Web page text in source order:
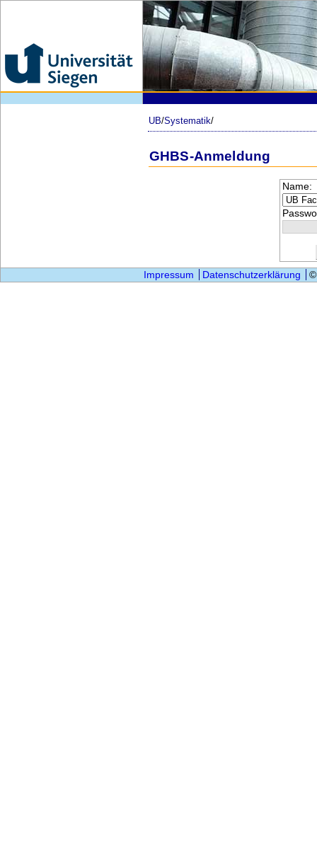
UB/Systematik/
GHBS-Anmeldung
Name:
Impressum Datenschutzerklärung ©